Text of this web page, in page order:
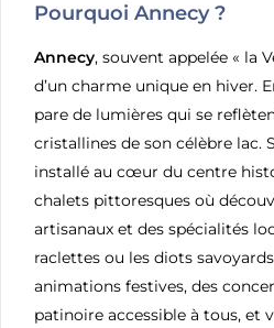
Pourquoi Annecy ?
Annecy, souvent appelée « la
d’un charme unique en hiver.
pare de lumières qui se
cristallines de son célèbre lac.
installé au cœur du centre
chalets pittoresques où
artisanaux et des spécialités
raclettes ou les diots
animations festives, des
patinoire accessible à tous, et